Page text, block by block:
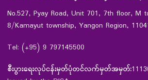
No.527, Pyay Road, Unit 701, 7th floor, M
8/Kamayut township, Yangon Region,
Tel: (+95) 9 797145500
စီးပွားရေးလုပ်ငန်းမှတ်ပုံတင်လက်မှတ်အမှတ်: